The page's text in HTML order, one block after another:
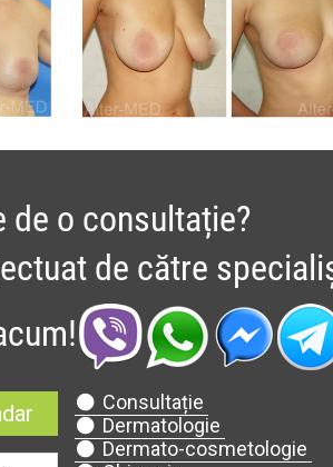
de o consultație?
de către
Consultație
Dermatologie
Dermato-cosmetologie